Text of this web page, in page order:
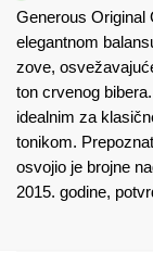
Generous Original
elegantnom
zove,
ton crvenog
idealnim za
tonikom.
osvojio je brojne
2015. godine,